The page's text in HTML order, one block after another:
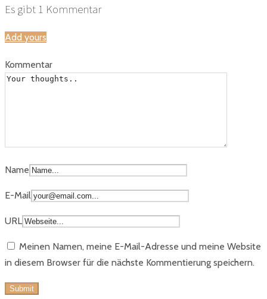
Es gibt 1 Kommentar
Add yours
Kommentar
Name
E-Mail
URL
Meinen Namen, meine E-Mail-Adresse und meine Website
in diesem Browser für die nächste Kommentierung speichern.